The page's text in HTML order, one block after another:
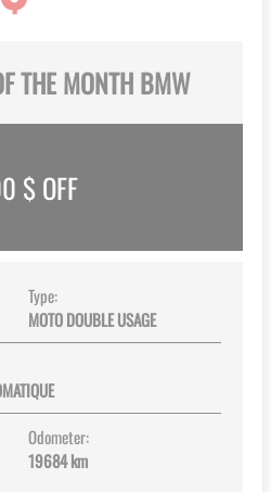
THE MONTH BMW
$ OFF
Type:
MOTO DOUBLE USAGE
Odometer:
19684 km